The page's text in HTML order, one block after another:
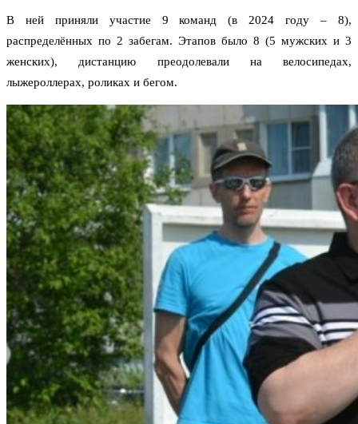
В ней приняли участие 9 команд (в 2024 году – 8),
распределённых по 2 забегам. Этапов было 8 (5 мужских и 3
женских), дистанцию преодолевали на велосипедах,
лыжероллерах, роликах и бегом.